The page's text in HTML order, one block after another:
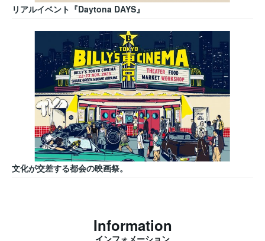
リアルイベント『Daytona DAYS』
文化が交差する都会の映画祭。
Information
インフォメーション